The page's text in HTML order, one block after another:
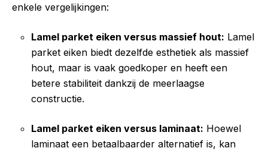
enkele vergelijkingen:
Lamel parket eiken versus massief hout: Lamel
parket eiken biedt dezelfde esthetiek als massief
hout, maar is vaak goedkoper en heeft een
betere stabiliteit dankzij de meerlaagse
constructie.
Lamel parket eiken versus laminaat: Hoewel
laminaat een betaalbaarder alternatief is, kan